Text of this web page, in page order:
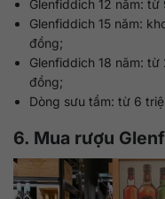
Glenfiddich 12 năm:
Glenfiddich 15 năm:
đồng;
Glenfiddich 18 năm:
đồng;
Dòng sưu tầm: từ 6
6. Mua rượu